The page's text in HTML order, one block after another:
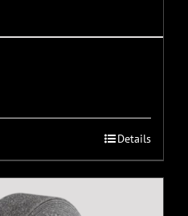
Details